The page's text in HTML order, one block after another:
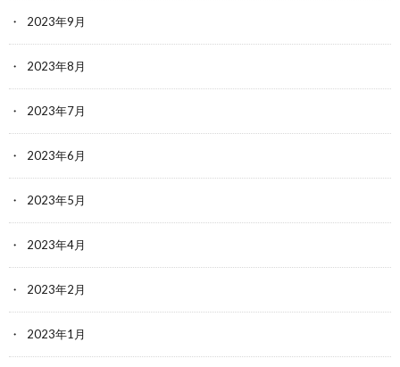
2023年9月
2023年8月
2023年7月
2023年6月
2023年5月
2023年4月
2023年2月
2023年1月